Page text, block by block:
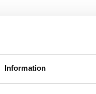
Information